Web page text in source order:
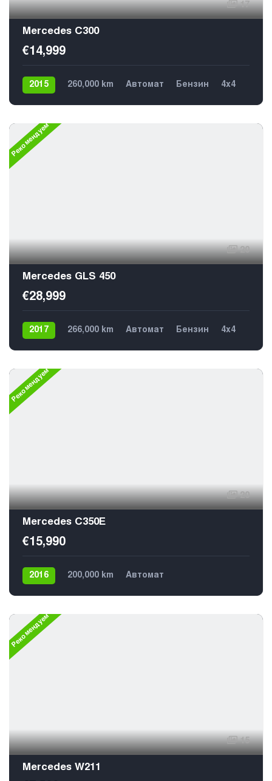
17
Mercedes C300
€14,999
2015 260,000 km Автомат Бензин 4х4
Рекомендуем
20
Mercedes GLS 450
€28,999
2017 266,000 km Автомат Бензин 4х4
Рекомендуем
20
Mercedes C350E
€15,990
2016 200,000 km
Автомат
Рекомендуем
15
Mercedes W211